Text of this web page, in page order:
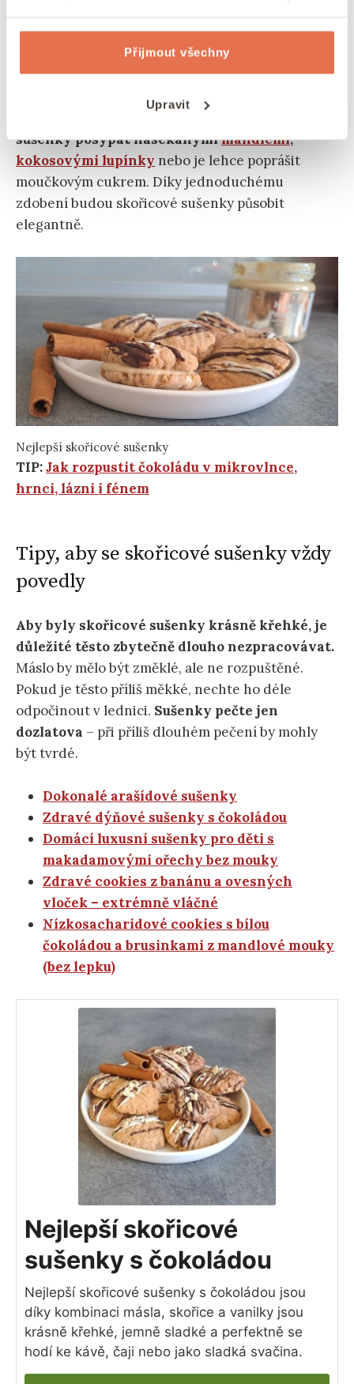
Přijmout všechny
Upravit
pokapat rozpuštěnoubílouatmavoučokoládou
nebo domácí citronovou či vanilkovou polevou.
Výborně vypadají také slepené
sušenky posypat nasekanýmimandlemi,
kokosovými lupínky nebo je lehce poprášit
moučkovým cukrem. Díky jednoduchému
zdobení budou skořicové sušenky působit
elegantně.
Nejlepší skořicové sušenky
TIP:Jak rozpustit čokoládu v mikrovlnce,
hrnci, lázni i fénem
Tipy, aby se skořicové sušenky vždy
povedly
Aby byly skořicové sušenky krásně křehké, je
důležité těsto zbytečně dlouho nezpracovávat.
Máslo by mělo být změklé, ale ne rozpuštěné.
Pokud je těsto příliš měkké, nechte ho déle
odpočinout v lednici. Sušenky pečte jen
dozlatova – při příliš dlouhém pečení by mohly
být tvrdé.
Dokonalé arašídové sušenky
Zdravé dýňové sušenky s čokoládou
Domácí luxusní sušenky pro děti s
makadamovými ořechy bez mouky
Zdravé cookies z banánu a ovesných
vloček – extrémně vláčné
Nízkosacharidové cookies s bílou
čokoládou a brusinkami z mandlové mouky
(bez lepku)
Nejlepší skořicové
sušenky s čokoládou
Nejlepší skořicové sušenky s čokoládou jsou
díky kombinaci másla, skořice a vanilky jsou
krásně křehké, jemně sladké a perfektně se
hodí ke kávě, čaji nebo jako sladká svačina.